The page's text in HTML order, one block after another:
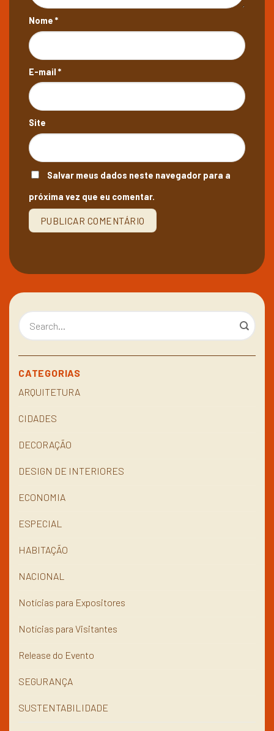
Nome *
E-mail *
Site
Salvar meus dados neste navegador para a
próxima vez que eu comentar.
CATEGORIAS
ARQUITETURA
CIDADES
DECORAÇÃO
DESIGN DE INTERIORES
ECONOMIA
ESPECIAL
HABITAÇÃO
NACIONAL
Notícias para Expositores
Notícias para Visitantes
Release do Evento
SEGURANÇA
SUSTENTABILIDADE